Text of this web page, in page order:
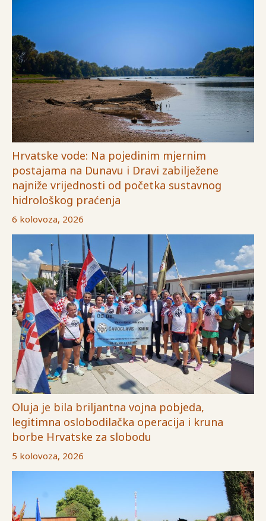
Hrvatske vode: Na pojedinim mjernim
postajama na Dunavu i Dravi zabilježene
najniže vrijednosti od početka sustavnog
hidrološkog praćenja
6 kolovoza, 2026
Oluja je bila briljantna vojna pobjeda,
legitimna oslobodilačka operacija i kruna
borbe Hrvatske za slobodu
5 kolovoza, 2026